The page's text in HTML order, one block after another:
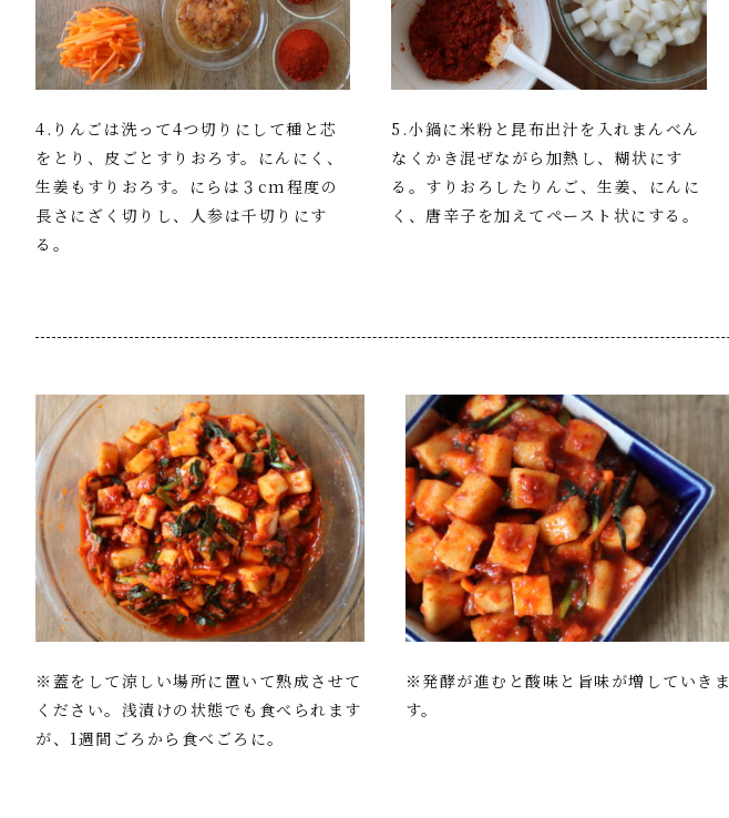
4.りんごは洗って4つ切りにして種と芯
をとり、皮ごとすりおろす。にんにく、
生姜もすりおろす。にらは３cm程度の
長さにざく切りし、人参は千切りにす
る。
5.小鍋に米粉と昆布出汁を入れまんべん
なくかき混ぜながら加熱し、糊状にす
る。すりおろしたりんご、生姜、にんに
く、唐辛子を加えてペースト状にする。
※蓋をして涼しい場所に置いて熟成させて
ください。浅漬けの状態でも食べられます
が、1週間ごろから食べごろに。
※発酵が進むと酸味と旨味が増していきま
す。